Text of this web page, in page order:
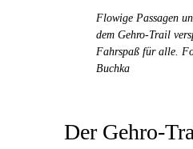
Flowige Passagen
dem Gehro-Trail
Fahrspaß für alle.
Buchka
Der Gehro-